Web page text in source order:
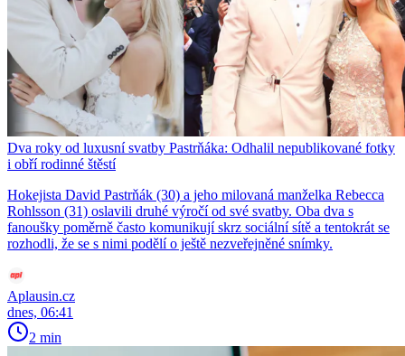
Dva roky od luxusní svatby Pastrňáka: Odhalil nepublikované fotky
i obří rodinné štěstí
Hokejista David Pastrňák (30) a jeho milovaná manželka Rebecca
Rohlsson (31) oslavili druhé výročí od své svatby. Oba dva s
fanoušky poměrně často komunikují skrz sociální sítě a tentokrát se
rozhodli, že se s nimi podělí o ještě nezveřejněné snímky.
Aplausin.cz
dnes, 06:41
2 min